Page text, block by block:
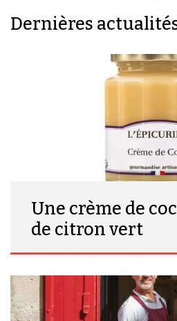
Dernières
Une crème de
de citron vert